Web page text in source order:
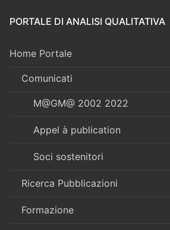
PORTALE DI ANALISI QUALITATIVA
Home Portale
Comunicati
M@GM@ 2002 2022
Appel à publication
Soci sostenitori
Ricerca Pubblicazioni
Formazione